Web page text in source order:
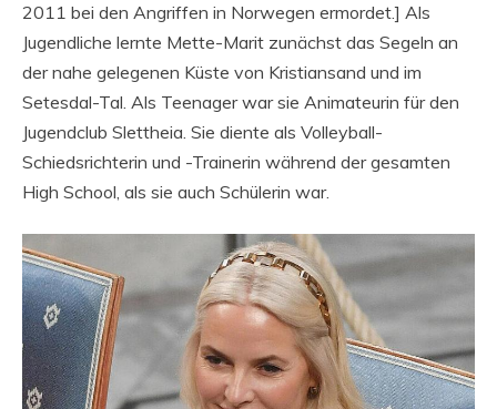
2011 bei den Angriffen in Norwegen ermordet.] Als
Jugendliche lernte Mette-Marit zunächst das Segeln an
der nahe gelegenen Küste von Kristiansand und im
Setesdal-Tal. Als Teenager war sie Animateurin für den
Jugendclub Slettheia. Sie diente als Volleyball-
Schiedsrichterin und -Trainerin während der gesamten
High School, als sie auch Schülerin war.